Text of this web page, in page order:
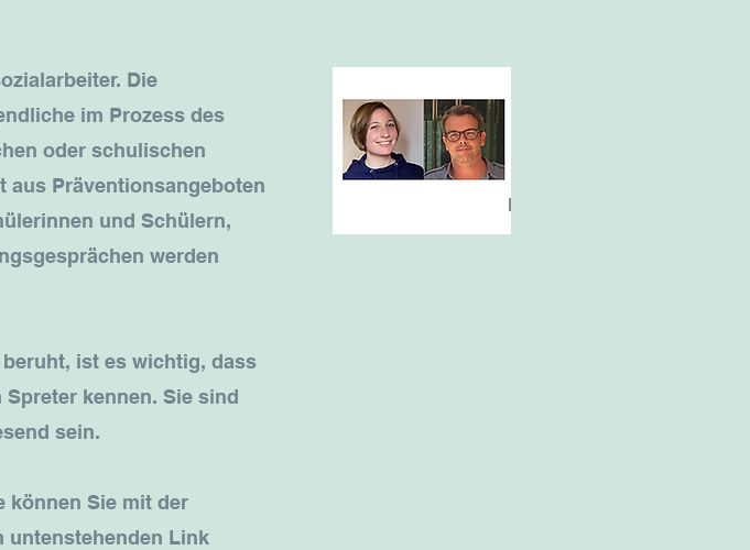
Die
im Prozess des
oder schulischen
aus Präventionsangeboten
und Schülern,
werden
ist es wichtig, dass
kennen. Sie sind
sein.
können Sie mit der
untenstehenden Link